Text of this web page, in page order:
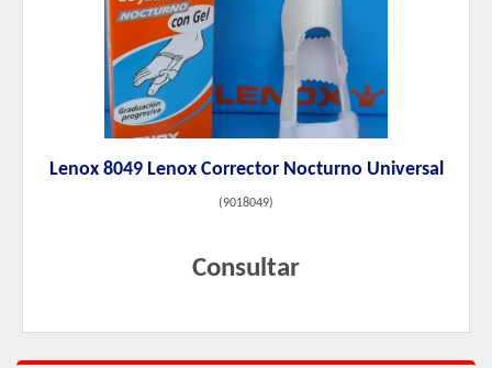
Lenox 8049 Lenox Corrector Nocturno Universal
(9018049)
Consultar